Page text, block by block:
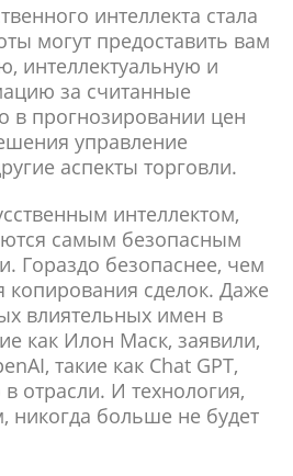
интеллекта стала
могут предоставить вам
интеллектуальную и
за считанные
в прогнозировании цен
управление
аспекты торговли.
интеллектом,
самым безопасным
Гораздо безопаснее, чем
сделок. Даже
влиятельных имен в
как Илон Маск, заявили,
такие как Chat GPT,
отрасли. И технология,
никогда больше не будет